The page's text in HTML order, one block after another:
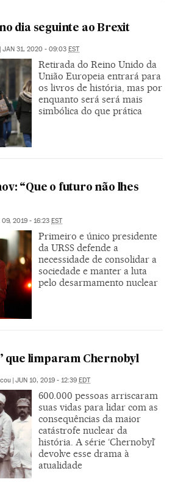
dia seguinte ao Brexit
JAN 31, 2020 - 09:03 EST
Retirada do Reino Unido da
União Europeia entrará para
os livros de história, mas por
enquanto será será mais
simbólica do que prática
“Que o futuro não lhes
09, 2019 - 16:23 EST
Primeiro e único presidente
da URSS defende a
necessidade de consolidar a
sociedade e manter a luta
pelo desarmamento nuclear
que limparam Chernobyl
| JUN 10, 2019 - 12:39 EDT
600.000 pessoas arriscaram
suas vidas para lidar com as
consequências da maior
catástrofe nuclear da
história. A série ‘Chernobyl’
devolve esse drama à
atualidade